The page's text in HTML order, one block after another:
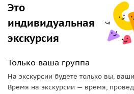
Фавор,
• услышите рассказ о важном
заведении, учреждённым Павлом
Это
индивидуальная
экскурсия
Только ваша группа
На экскурсии будете только вы,
Время на экскурсии — время,